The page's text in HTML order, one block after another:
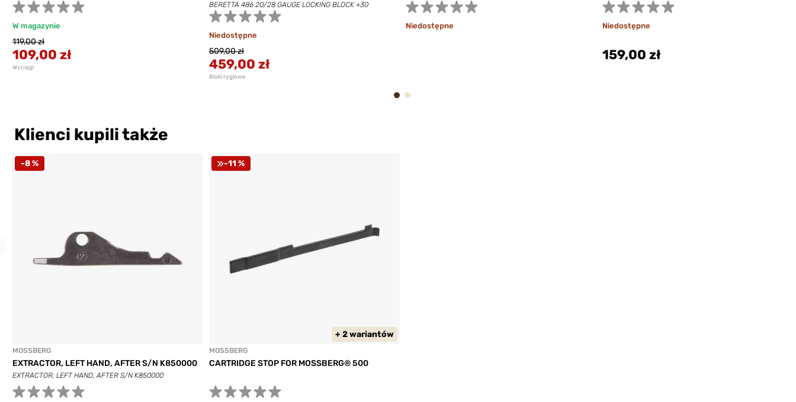
Wyciągi
W magazynie
119,00 zł
109,00 zł
BERETTA 486 20/28 GAUGE LOCKING BLOCK +30
Bloki ryglowe
Niedostępne
509,00 zł
459,00 zł
Niedostępne Niedostępne
159,00 zł
Klienci kupili także
-8 %
MOSSBERG
EXTRACTOR, LEFT HAND, AFTER S/N K850000
EXTRACTOR, LEFT HAND, AFTER S/N K850000
-11 %
+ 2 wariantów
MOSSBERG
CARTRIDGE STOP FOR MOSSBERG® 500